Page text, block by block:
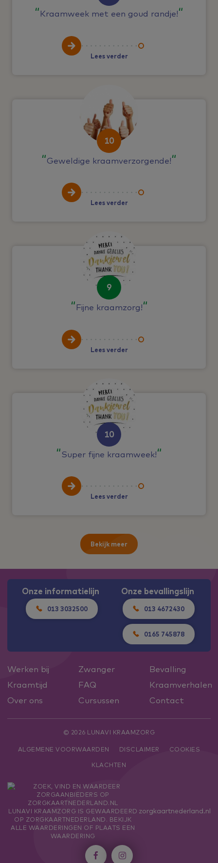
Kraamweek met een goud randje!
Lees verder
10
Geweldige kraamverzorgende!
Lees verder
9
Fijne kraamzorg!
Lees verder
10
Super fijne kraamweek!
Lees verder
Bekijk meer
Onze informatielijn
013 3032500
Onze bevallingslijn
013 4672430
0165 745878
Werken bij Zwanger
Bevalling
Kraamtijd
FAQ
Kraamverhalen
Over ons
Cursussen Contact
© 2026 LUNAVI KRAAMZORG
ALGEMENE VOORWAARDEN DISCLAIMER
COOKIES
KLACHTEN
LUNAVI KRAAMZORG IS GEWAARDEERD
OP ZORGKAARTNEDERLAND. BEKIJK
ALLE WAARDERINGEN OF PLAATS EEN
WAARDERING
zorgkaartnederland.nl
 